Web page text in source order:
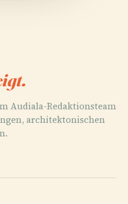
Audiala-Redaktionsteam
architektonischen